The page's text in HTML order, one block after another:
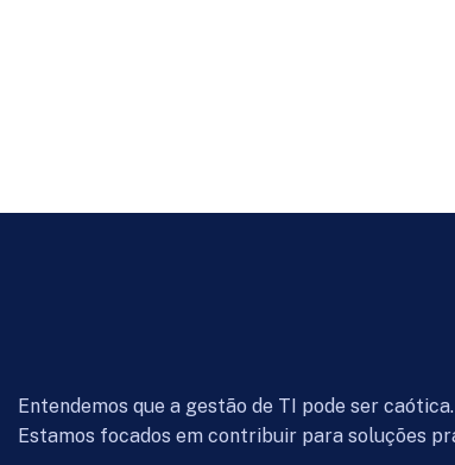
Entendemos que a gestão de TI pode ser
Estamos focados em contribuir para soluções